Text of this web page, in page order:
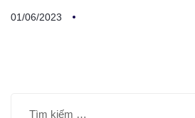
01/06/2023